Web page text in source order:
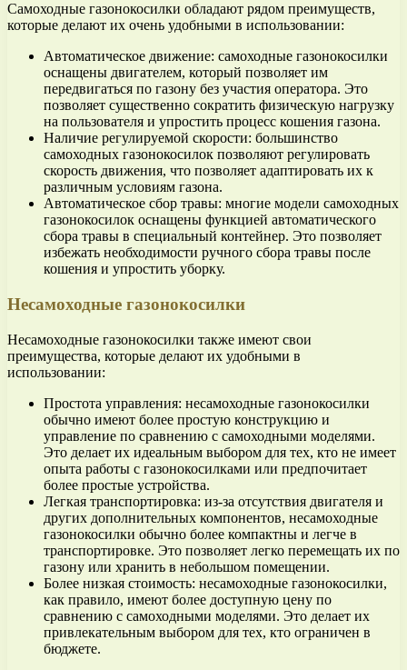
Самоходные газонокосилки обладают рядом преимуществ,
которые делают их очень удобными в использовании:
Автоматическое движение: самоходные газонокосилки
оснащены двигателем, который позволяет им
передвигаться по газону без участия оператора. Это
позволяет существенно сократить физическую нагрузку
на пользователя и упростить процесс кошения газона.
Наличие регулируемой скорости: большинство
самоходных газонокосилок позволяют регулировать
скорость движения, что позволяет адаптировать их к
различным условиям газона.
Автоматическое сбор травы: многие модели самоходных
газонокосилок оснащены функцией автоматического
сбора травы в специальный контейнер. Это позволяет
избежать необходимости ручного сбора травы после
кошения и упростить уборку.
Несамоходные газонокосилки
Несамоходные газонокосилки также имеют свои
преимущества, которые делают их удобными в
использовании:
Простота управления: несамоходные газонокосилки
обычно имеют более простую конструкцию и
управление по сравнению с самоходными моделями.
Это делает их идеальным выбором для тех, кто не имеет
опыта работы с газонокосилками или предпочитает
более простые устройства.
Легкая транспортировка: из-за отсутствия двигателя и
других дополнительных компонентов, несамоходные
газонокосилки обычно более компактны и легче в
транспортировке. Это позволяет легко перемещать их по
газону или хранить в небольшом помещении.
Более низкая стоимость: несамоходные газонокосилки,
как правило, имеют более доступную цену по
сравнению с самоходными моделями. Это делает их
привлекательным выбором для тех, кто ограничен в
бюджете.